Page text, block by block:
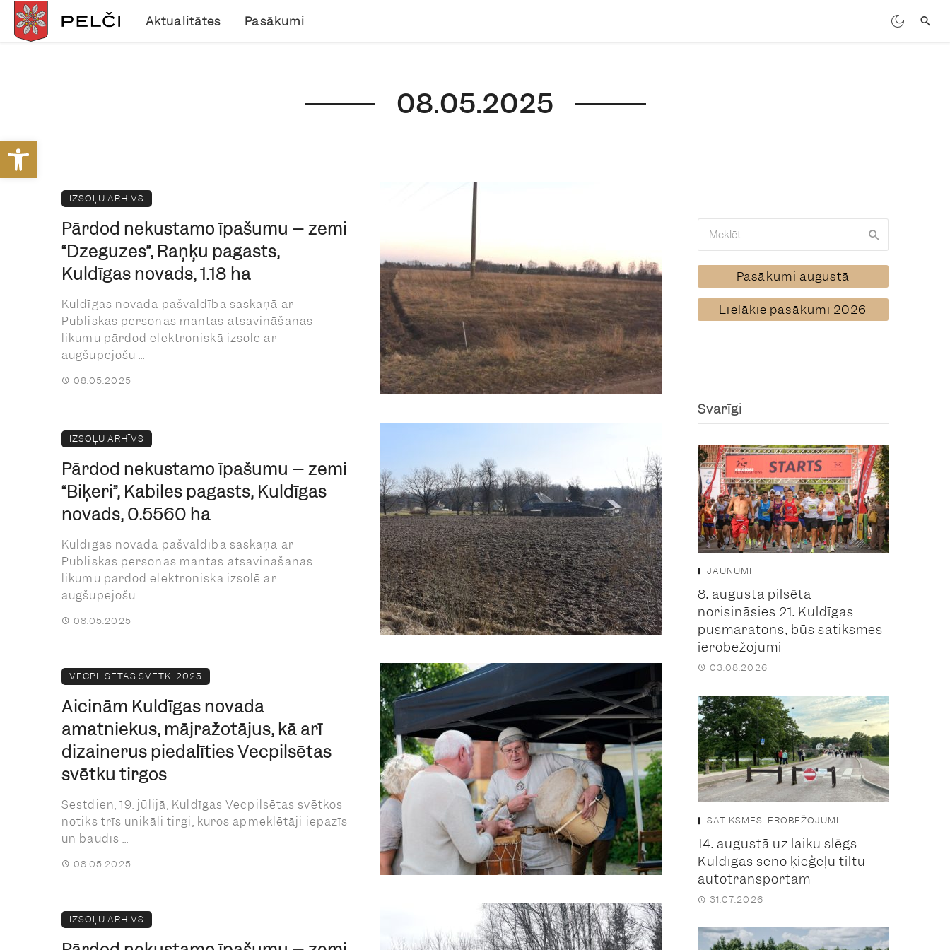
Open toolbar
Aktualitātes Pasākumi
08.05.2025
IZSOĻU ARHĪVS
Pārdod nekustamo īpašumu – zemi
“Dzeguzes”, Raņķu pagasts,
Kuldīgas novads, 1.18 ha
Kuldīgas novada pašvaldība saskaņā ar
Publiskas personas mantas atsavināšanas
likumu pārdod elektroniskā izsolē ar
augšupejošu ...
08.05.2025
IZSOĻU ARHĪVS
Pārdod nekustamo īpašumu – zemi
“Biķeri”, Kabiles pagasts, Kuldīgas
novads, 0.5560 ha
Kuldīgas novada pašvaldība saskaņā ar
Publiskas personas mantas atsavināšanas
likumu pārdod elektroniskā izsolē ar
augšupejošu ...
08.05.2025
VECPILSĒTAS SVĒTKI 2025
Aicinām Kuldīgas novada
amatniekus, mājražotājus, kā arī
dizainerus piedalīties Vecpilsētas
svētku tirgos
Sestdien, 19. jūlijā, Kuldīgas Vecpilsētas svētkos
notiks trīs unikāli tirgi, kuros apmeklētāji iepazīs
un baudīs ...
08.05.2025
IZSOĻU ARHĪVS
Pasākumi augustā
Lielākie pasākumi 2026
Svarīgi
JAUNUMI
8. augustā pilsētā
norisināsies 21. Kuldīgas
pusmaratons, būs satiksmes
ierobežojumi
03.08.2026
SATIKSMES IEROBEŽOJUMI
14. augustā uz laiku slēgs
Kuldīgas seno ķieģeļu tiltu
autotransportam
31.07.2026